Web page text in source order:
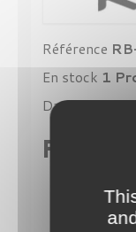
Référence
En stock 1
Date de
Fiche